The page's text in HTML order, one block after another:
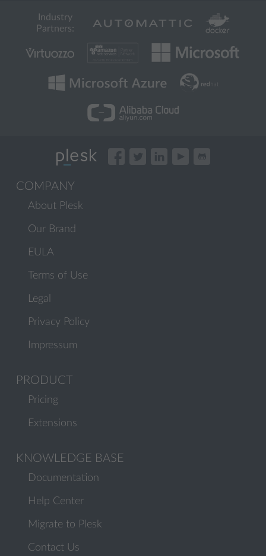
Industry
Partners:
COMPANY
About Plesk
Our Brand
EULA
Terms of Use
Legal
Privacy Policy
Impressum
PRODUCT
Pricing
Extensions
KNOWLEDGE BASE
Documentation
Help Center
Migrate to Plesk
Contact Us